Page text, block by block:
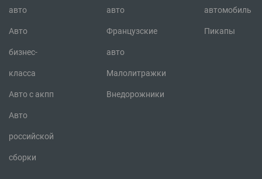
авто
Авто
бизнес-
класса
Авто с акпп
Авто
российской
сборки
авто
Французские
авто
Малолитражки
Внедорожники
автомобиль
Пикапы